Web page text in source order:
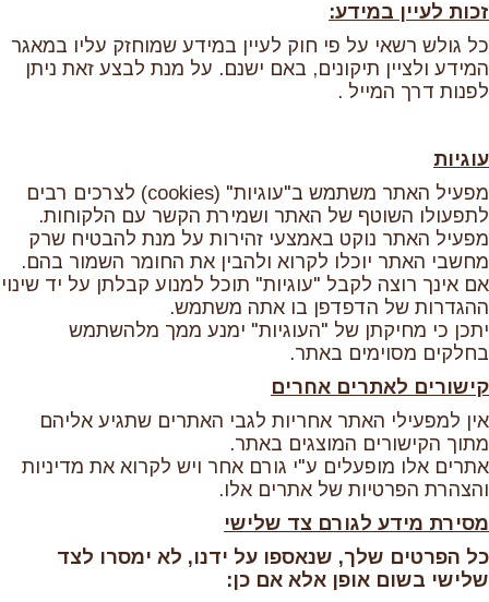
זכות לעיין במידע:
כל גולש רשאי על פי חוק לעיין במידע שמוחזק עליו במאגר
המידע ולציין תיקונים, באם ישנם. על מנת לבצע זאת ניתן
לפנות דרך המייל .
עוגיות
מפעיל האתר משתמש ב"עוגיות" (cookies) לצרכים רבים
לתפעולו השוטף של האתר ושמירת הקשר עם הלקוחות.
מפעיל האתר נוקט באמצעי זהירות על מנת להבטיח שרק
מחשבי האתר יוכלו לקרוא ולהבין את החומר השמור בהם.
אם אינך רוצה לקבל "עוגיות" תוכל למנוע קבלתן על יד שינוי
ההגדרות של הדפדפן בו אתה משתמש.
יתכן כי מחיקתן של "העוגיות" ימנע ממך מלהשתמש
בחלקים מסוימים באתר.
קישורים לאתרים אחרים
אין למפעילי האתר אחריות לגבי האתרים שתגיע אליהם
מתוך הקישורים המוצגים באתר.
אתרים אלו מופעלים ע"י גורם אחר ויש לקרוא את מדיניות
והצהרת הפרטיות של אתרים אלו.
מסירת מידע לגורם צד שלישי
כל הפרטים שלך, שנאספו על ידנו, לא ימסרו לצד
שלישי בשום אופן אלא אם כן: